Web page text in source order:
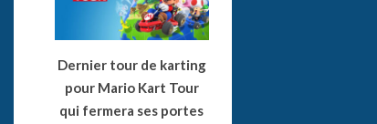
Dernier tour de karting
pour Mario Kart Tour
qui fermera ses portes